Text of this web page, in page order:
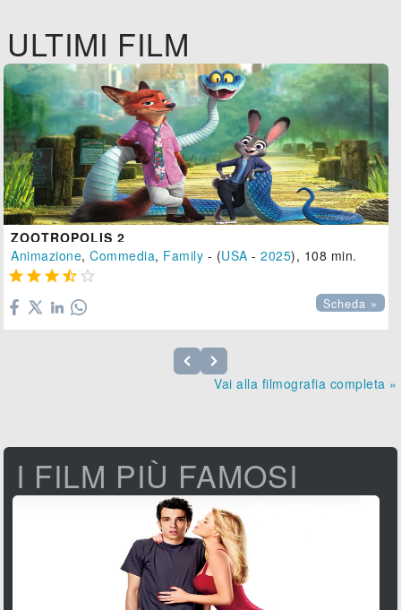
ULTIMI FILM
ZOOTROPOLIS 2
Animazione,Commedia, Family - (USA -2025), 108 min.
    
Scheda »
Vai alla filmografia completa »
I FILM PIÙ FAMOSI